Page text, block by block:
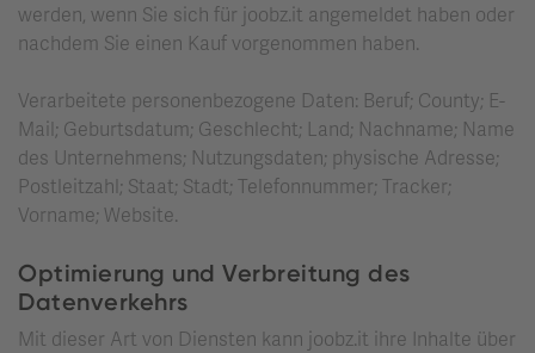
werden, wenn Sie sich für joobz.it angemeldet haben oder
nachdem Sie einen Kauf vorgenommen haben.
Verarbeitete personenbezogene Daten: Beruf; County; E-
Mail; Geburtsdatum; Geschlecht; Land; Nachname; Name
des Unternehmens; Nutzungsdaten; physische Adresse;
Postleitzahl; Staat; Stadt; Telefonnummer; Tracker;
Vorname; Website.
Optimierung und Verbreitung des
Datenverkehrs
Mit dieser Art von Diensten kann joobz.it ihre Inhalte über